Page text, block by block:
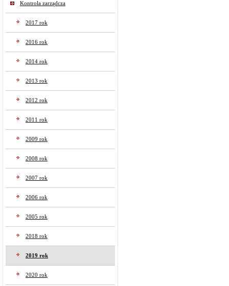
Kontrola zarządcza
2017 rok
2016 rok
2014 rok
2013 rok
2012 rok
2011 rok
2009 rok
2008 rok
2007 rok
2006 rok
2005 rok
2018 rok
2019 rok
2020 rok